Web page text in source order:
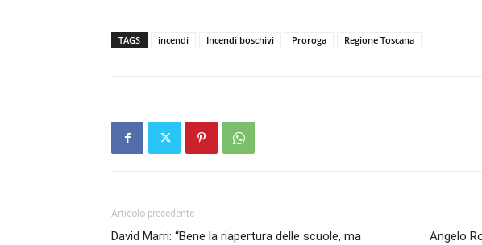
TAGS incendi Incendi boschivi Proroga Regione Toscana
Articolo precedente
David Marri: “Bene la riapertura delle scuole, ma
Angelo